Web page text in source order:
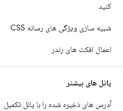
کنید
شبیه سازی ویژگی های رسانه CSS
اعمال افکت های رندر
پانل های بیشتر
آدرس های ذخیره شده را با پانل تکمیل